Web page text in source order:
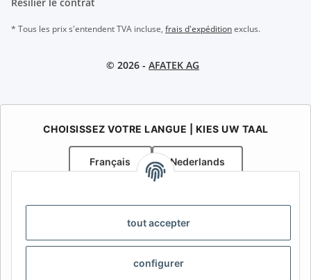
tout accepter
configurer
* Tous les prix s'entendent TVA incluse, frais d'expéditionexclus.
© 2026 - AFATEK AG
CHOISISSEZ VOTRE LANGUE | KIES UW TAAL
Français Nederlands
specialist in onderdelen voor aanhangwagens
Contact:info@afatek.com